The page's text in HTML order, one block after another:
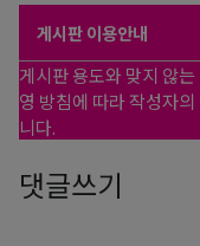
게시판 이용안내
게시판 용도와 맞지 않
영 방침에 따라 작성자
니다.
댓글쓰기